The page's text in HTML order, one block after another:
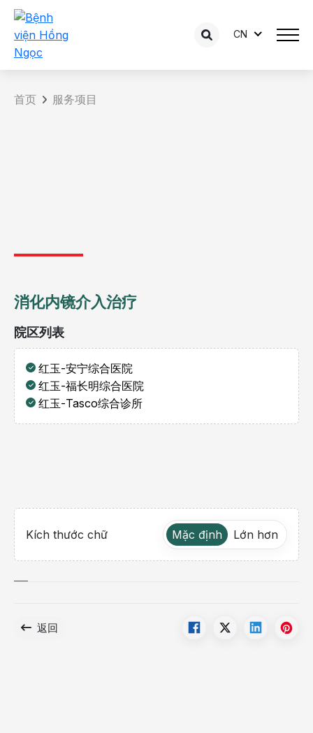
CN
首页 服务项目
消化内镜介入治疗
院区列表
红玉-安宁综合医院
红玉-福长明综合医院
红玉-Tasco综合诊所
Kích thước chữ Mặc định Lớn hơn
返回